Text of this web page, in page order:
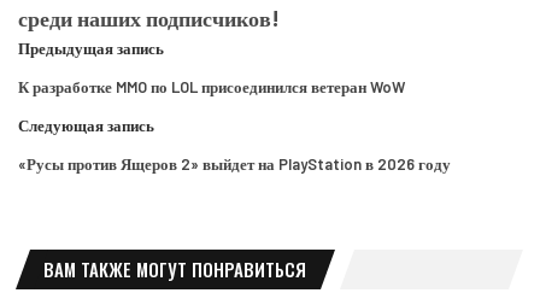
среди наших подписчиков!
Предыдущая запись
К разработке MMO по LOL присоединился ветеран WoW
Следующая запись
«Русы против Ящеров 2» выйдет на PlayStation в 2026 году
ВАМ ТАКЖЕ МОГУТ ПОНРАВИТЬСЯ